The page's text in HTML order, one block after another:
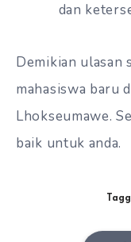
dan
Demikian ulasan
mahasiswa baru
Lhokseumawe.
baik untuk anda.